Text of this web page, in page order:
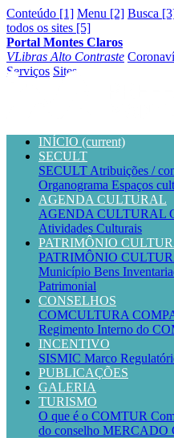
Conteúdo [1] Menu [2] Busca
todos os sites [5]
Portal Montes Claros
VLibras Alto Contraste
Serviços Sites
INÍCIO (current)
SECULT
SECULT Atribuições /
Organograma Espaços
AGENDA CULTURAL
AGENDA CULTURAL
Atividades Culturais
PATRIMÔNIO
PATRIMÔNIO
Município Bens
Patrimonial
CONSELHOS
COMCULTURA
Regimento Interno do
INCENTIVO
SISMIC Marco
PUBLICAÇÕES
GALERIA
TURISMO
O que é o COMTUR
do conselho MERCADO